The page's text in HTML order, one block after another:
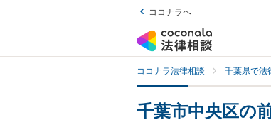
ココナラへ
ココナラ法律相談 千葉県で法
千葉市中央区の